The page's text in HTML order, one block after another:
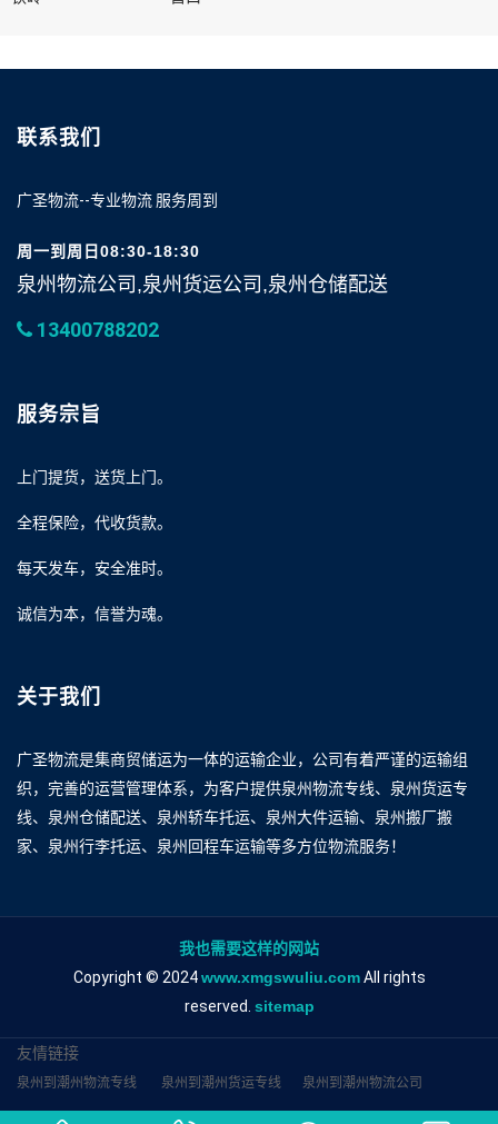
联系我们
广圣物流--专业物流 服务周到
周一到周日08:30-18:30
泉州物流公司,泉州货运公司,泉州仓储配送
13400788202
服务宗旨
上门提货，送货上门。
全程保险，代收货款。
每天发车，安全准时。
诚信为本，信誉为魂。
关于我们
广圣物流是集商贸储运为一体的运输企业，公司有着严谨的运输组
织，完善的运营管理体系，为客户提供泉州物流专线、泉州货运专
线、泉州仓储配送、泉州轿车托运、泉州大件运输、泉州搬厂搬
家、泉州行李托运、泉州回程车运输等多方位物流服务！
我也需要这样的网站
Copyright © 2024www.xmgswuliu.comAll rights
reserved. sitemap
友情链接
泉州到潮州物流专线 泉州到潮州货运专线 泉州到潮州物流公司
泉州到潮州专线 厦门物流专线 广州运输专线